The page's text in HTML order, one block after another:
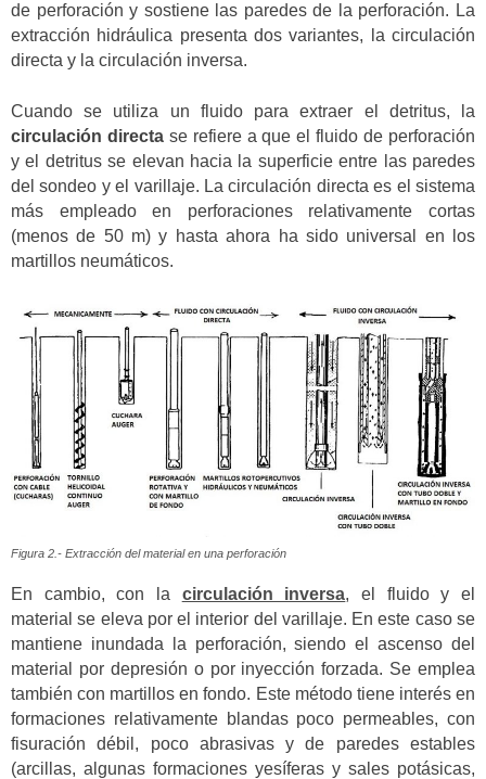
de perforación y sostiene las paredes de la perforación. La
extracción hidráulica presenta dos variantes, la circulación
directa y la circulación inversa.
Cuando se utiliza un fluido para extraer el detritus, la
circulación directase refiere a que el fluido de perforación
y el detritus se elevan hacia la superficie entre las paredes
del sondeo y el varillaje. La circulación directa es el sistema
más empleado en perforaciones relativamente cortas
(menos de 50 m) y hasta ahora ha sido universal en los
martillos neumáticos.
Figura 2.- Extracción del material en una perforación
En cambio, con la circulación inversa, el fluido y el
material se eleva por el interior del varillaje. En este caso se
mantiene inundada la perforación, siendo el ascenso del
material por depresión o por inyección forzada. Se emplea
también con martillos en fondo. Este método tiene interés en
formaciones relativamente blandas poco permeables, con
fisuración débil, poco abrasivas y de paredes estables
(arcillas, algunas formaciones yesíferas y sales potásicas,